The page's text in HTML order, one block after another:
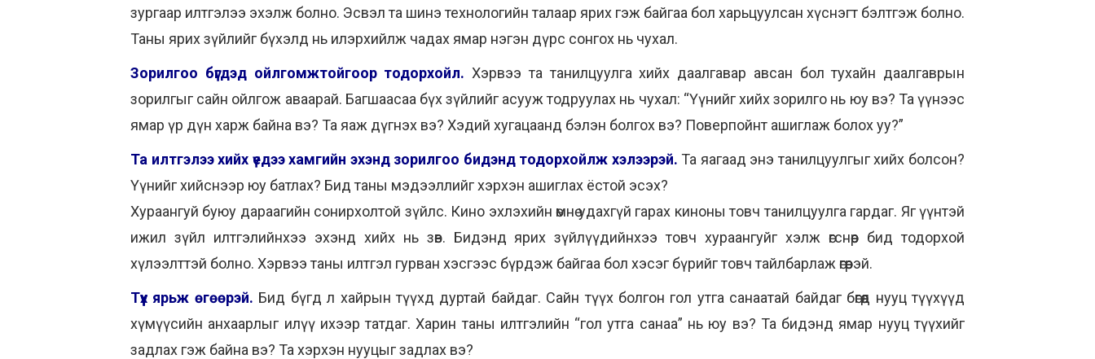
зургаар илтгэлээ эхэлж болно. Эсвэл та шинэ технологийн талаар ярих гэж байгаа бол харьцуулсан хүснэгт бэлтгэж болно.
Таны ярих зүйлийг бүхэлд нь илэрхийлж чадах ямар нэгэн дүрс сонгох нь чухал.
Зорилгоо бүгдэд ойлгомжтойгоор тодорхойл. Хэрвээ та танилцуулга хийх даалгавар авсан бол тухайн даалгаврын
зорилгыг сайн ойлгож аваарай. Багшаасаа бүх зүйлийг асууж тодруулах нь чухал: “Үүнийг хийх зорилго нь юу вэ? Та үүнээс
ямар үр дүн харж байна вэ? Та яаж дүгнэх вэ? Хэдий хугацаанд бэлэн болгох вэ? Поверпойнт ашиглаж болох уу?”
Та илтгэлээ хийх үедээ хамгийн эхэнд зорилгоо бидэнд тодорхойлж хэлээрэй. Та яагаад энэ танилцуулгыг хийх болсон?
Үүнийг хийснээр юу батлах? Бид таны мэдээллийг хэрхэн ашиглах ёстой эсэх?
Хураангуй буюу дараагийн сонирхолтой зүйлс. Кино эхлэхийн өмнө удахгүй гарах киноны товч танилцуулга гардаг. Яг үүнтэй
ижил зүйл илтгэлийнхээ эхэнд хийх нь зөв. Бидэнд ярих зүйлүүдийнхээ товч хураангуйг хэлж өгснөөр бид тодорхой
хүлээлттэй болно. Хэрвээ таны илтгэл гурван хэсгээс бүрдэж байгаа бол хэсэг бүрийг товч тайлбарлаж өгөөрэй.
Түүх ярьж өгөөрэй. Бид бүгд л хайрын түүхд дуртай байдаг. Сайн түүх болгон гол утга санаатай байдаг бөгөөд нууц түүхүүд
хүмүүсийн анхаарлыг илүү ихээр татдаг. Харин таны илтгэлийн “гол утга санаа” нь юу вэ? Та бидэнд ямар нууц түүхийг
задлах гэж байна вэ? Та хэрхэн нууцыг задлах вэ?